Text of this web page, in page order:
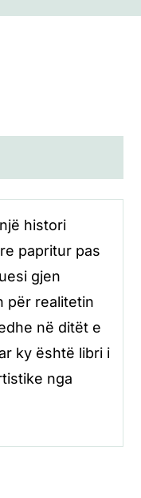
histori
papritur pas
gjen
për realitetin
në ditët e
ky është libri i
nga